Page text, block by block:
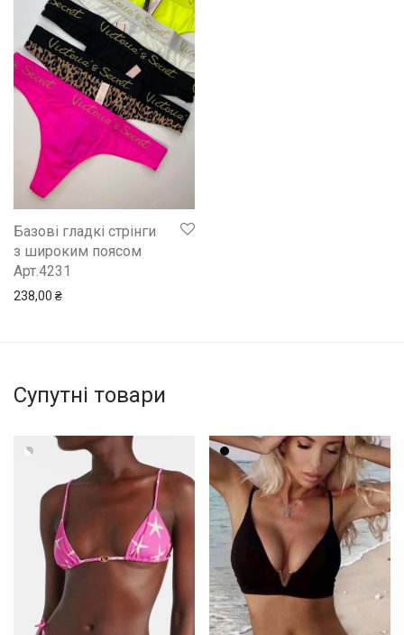
Базові гладкі стрінги
з широким поясом
Арт.4231
238,00 ₴
Супутні товари